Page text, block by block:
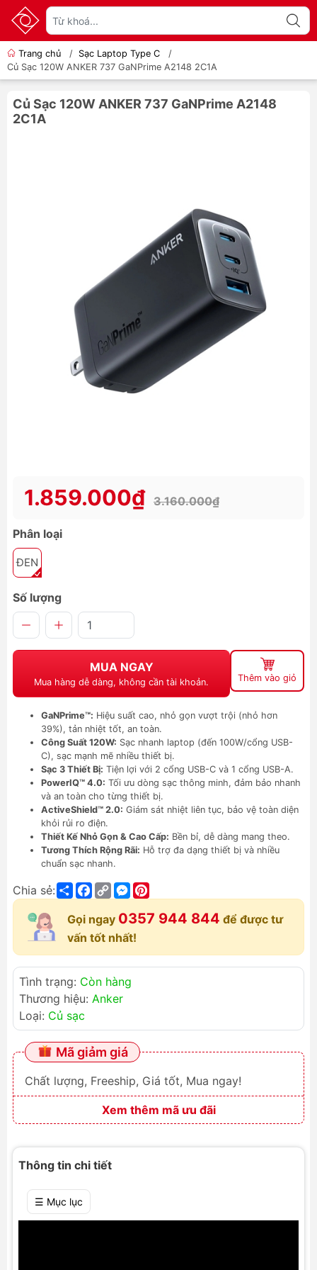
Trang chủ / Sạc Laptop Type C
/
Củ Sạc 120W ANKER 737 GaNPrime A2148 2C1A
Củ Sạc 120W ANKER 737 GaNPrime A2148
2C1A
1.859.000₫ 3.160.000₫
Phân loại
ĐEN
Số lượng
MUA NGAY
Mua hàng dễ dàng, không cần tài khoản. Thêm vào giỏ
GaNPrime™: Hiệu suất cao, nhỏ gọn vượt trội (nhỏ hơn
39%), tản nhiệt tốt, an toàn.
Công Suất 120W: Sạc nhanh laptop (đến 100W/cổng USB-
C), sạc mạnh mẽ nhiều thiết bị.
Sạc 3 Thiết Bị: Tiện lợi với 2 cổng USB-C và 1 cổng USB-A.
PowerIQ™ 4.0: Tối ưu dòng sạc thông minh, đảm bảo nhanh
và an toàn cho từng thiết bị.
ActiveShield™ 2.0: Giám sát nhiệt liên tục, bảo vệ toàn diện
khỏi rủi ro điện.
Thiết Kế Nhỏ Gọn & Cao Cấp: Bền bỉ, dễ dàng mang theo.
Tương Thích Rộng Rãi: Hỗ trợ đa dạng thiết bị và nhiều
chuẩn sạc nhanh.
Chia sẻ: ShareFacebook
Copy
Link
Messenger
Gọi ngay 0357 944 844 để được tư
vấn tốt nhất!
Tình trạng: Còn hàng
Thương hiệu: Anker
Loại: Củ sạc
Mã giảm giá
Chất lượng, Freeship, Giá tốt, Mua ngay!
Xem thêm mã ưu đãi
Thông tin chi tiết
☰ Mục lục